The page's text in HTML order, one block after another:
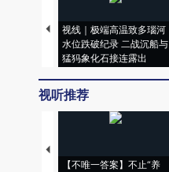
视线｜极端高温致多瑙河
水位跌破纪录 二战沉船与
猛犸象化石接连露出
视听推荐
【不唯一答案】不止“养